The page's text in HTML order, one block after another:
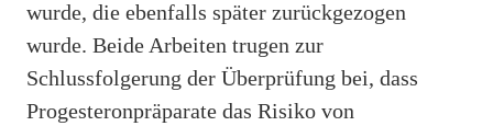
wurde, die ebenfalls später zurückgezogen
wurde. Beide Arbeiten trugen zur
Schlussfolgerung der Überprüfung bei, dass
Progesteronpräparate das Risiko von